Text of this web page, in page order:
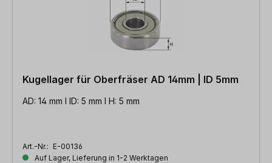
Kugellager für Oberfräser AD 14mm | ID 5mm
AD: 14 mm l ID: 5 mm l H: 5 mm
Art.-Nr.: E-00136
Auf Lager, Lieferung in 1-2 Werktagen